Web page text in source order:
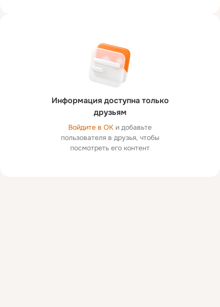
Информация доступна только
друзьям
Войдите в ОК и добавьте
пользователя в друзья, чтобы
посмотреть его контент